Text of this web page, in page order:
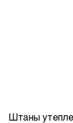
Штаны